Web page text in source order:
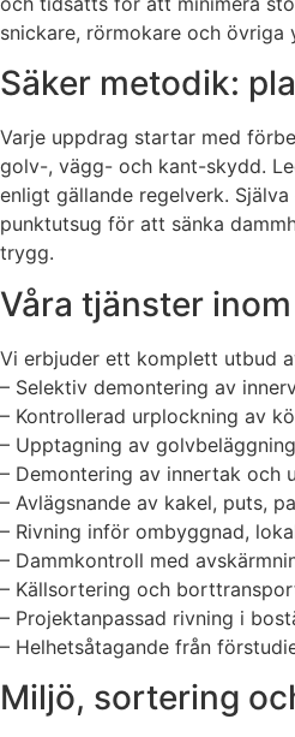
snickare, rörmokare och
Säker metodik:
Varje uppdrag startar med
golv-, vägg- och kant-skydd.
enligt gällande regelverk.
punktutsug för att sänka
trygg.
Våra tjänster
Vi erbjuder ett komplett utbud
– Selektiv demontering av
– Kontrollerad urplockning av
– Upptagning av
– Demontering av innertak och
– Avlägsnande av kakel, puts,
– Rivning inför ombyggnad,
– Dammkontroll med
– Källsortering och
– Projektanpassad rivning i
– Helhetsåtagande från
Miljö, sortering